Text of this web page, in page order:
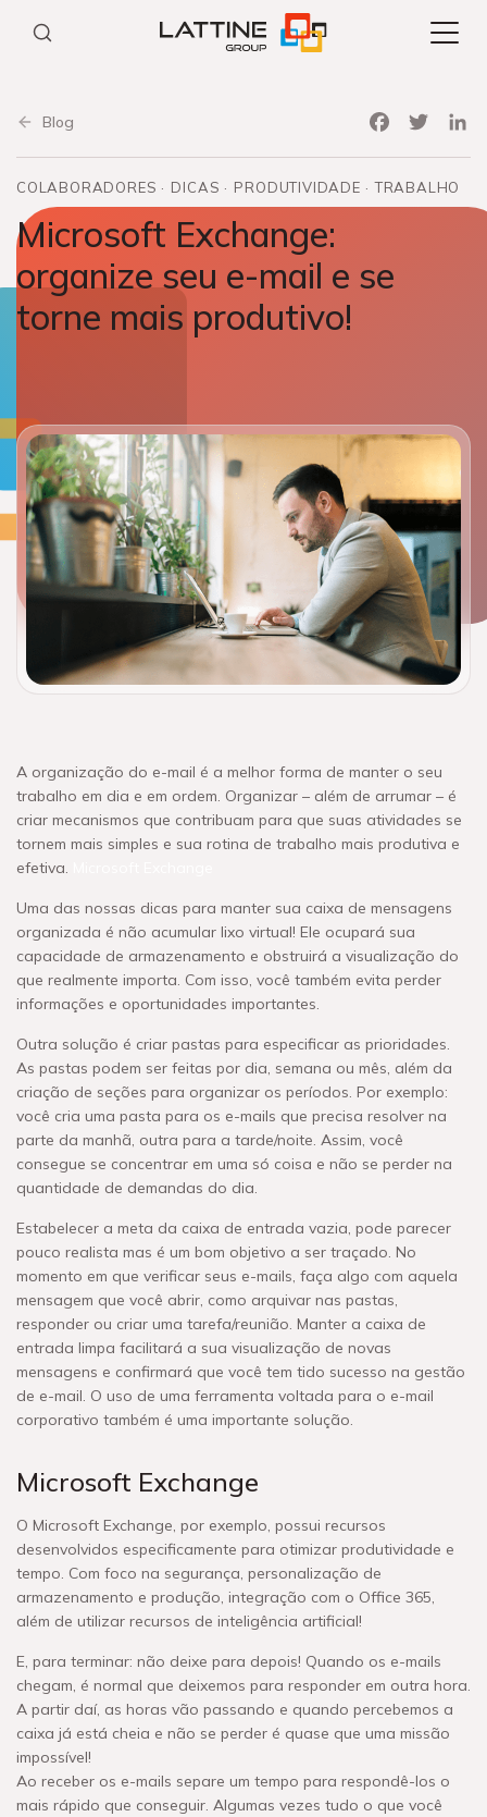
Blog
FacebookTwitter
COLABORADORES DICAS PRODUTIVIDADE TRABALHO
Microsoft Exchange:
organize seu e-mail e se
torne mais produtivo!
A organização do e-mail é a melhor forma de manter o seu
trabalho em dia e em ordem. Organizar – além de arrumar – é
criar mecanismos que contribuam para que suas atividades se
tornem mais simples e sua rotina de trabalho mais produtiva e
efetiva.
Uma das nossas dicas para manter sua caixa de mensagens
organizada é não acumular lixo virtual! Ele ocupará sua
capacidade de armazenamento e obstruirá a visualização do
que realmente importa. Com isso, você também evita perder
informações e oportunidades importantes.
Outra solução é criar pastas para especificar as prioridades.
As pastas podem ser feitas por dia, semana ou mês, além da
criação de seções para organizar os períodos. Por exemplo:
você cria uma pasta para os e-mails que precisa resolver na
parte da manhã, outra para a tarde/noite. Assim, você
consegue se concentrar em uma só coisa e não se perder na
quantidade de demandas do dia.
Estabelecer a meta da caixa de entrada vazia, pode parecer
pouco realista mas é um bom objetivo a ser traçado. No
momento em que verificar seus e-mails, faça algo com aquela
mensagem que você abrir, como arquivar nas pastas,
responder ou criar uma tarefa/reunião. Manter a caixa de
entrada limpa facilitará a sua visualização de novas
mensagens e confirmará que você tem tido sucesso na gestão
de e-mail. O uso de uma ferramenta voltada para o e-mail
corporativo também é uma importante solução.
Microsoft Exchange
O Microsoft Exchange, por exemplo, possui recursos
desenvolvidos especificamente para otimizar produtividade e
tempo. Com foco na segurança, personalização de
armazenamento e produção, integração com o Office 365,
além de utilizar recursos de inteligência artificial!
E, para terminar: não deixe para depois! Quando os e-mails
chegam, é normal que deixemos para responder em outra hora.
A partir daí, as horas vão passando e quando percebemos a
caixa já está cheia e não se perder é quase que uma missão
impossível!
Ao receber os e-mails separe um tempo para respondê-los o
mais rápido que conseguir. Algumas vezes tudo o que você